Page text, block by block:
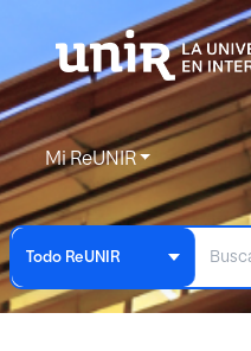
Mi ReUNIR
Todo ReUNIR